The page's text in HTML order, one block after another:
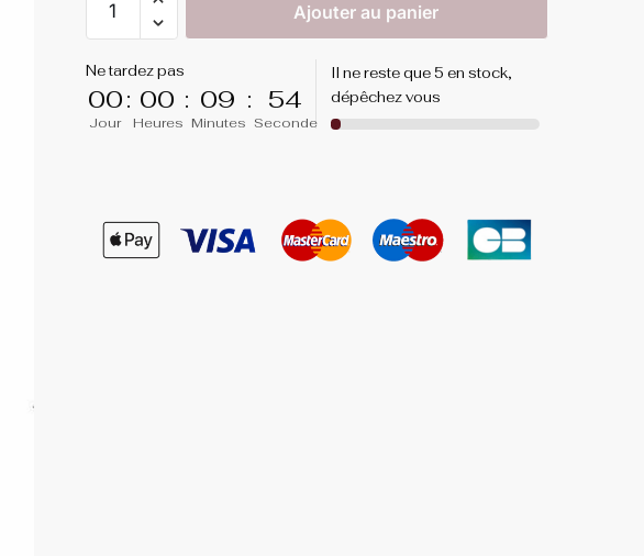
Ajouter au panier
Ne tardez pas
00
Jour
: 00
Heures
: 09
Minutes
: 53
Seconde
Il ne reste que 5 en stock,
dépêchez vous